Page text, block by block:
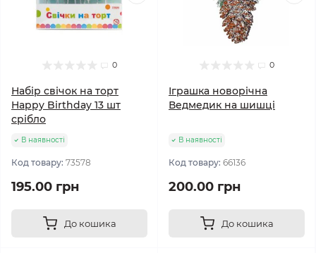
0
Набір свічок на торт
Happy Birthday 13 шт
срібло
В наявності
Код товару: 73578
195.00 грн
До кошика
0
Іграшка новорічна
Ведмедик на шишці
В наявності
Код товару: 66136
200.00 грн
До кошика